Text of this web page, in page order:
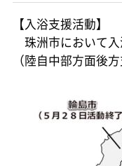
【入浴支援活動】
珠洲市において
（陸自中部方面後